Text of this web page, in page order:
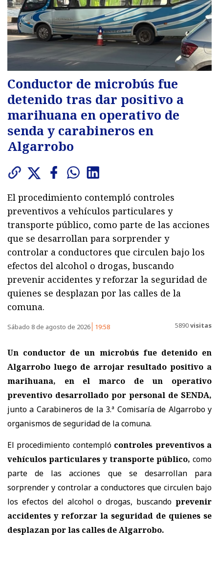
Conductor de microbús fue
detenido tras dar positivo a
marihuana en operativo de
senda y carabineros en
Algarrobo
El procedimiento contempló controles
preventivos a vehículos particulares y
transporte público, como parte de las acciones
que se desarrollan para sorprender y
controlar a conductores que circulen bajo los
efectos del alcohol o drogas, buscando
prevenir accidentes y reforzar la seguridad de
quienes se desplazan por las calles de la
comuna.
Sábado 8 de agosto de 2026 19:58 5890visitas
Un conductor de un microbús fue detenido en
Algarrobo luego de arrojar resultado positivo a
marihuana, en el marco de un operativo
preventivo desarrollado por personal de SENDA,
junto a Carabineros de la 3.ª Comisaría de Algarrobo y
organismos de seguridad de la comuna.
El procedimiento contempló controles preventivos a
vehículos particulares y transporte público, como
parte de las acciones que se desarrollan para
sorprender y controlar a conductores que circulen bajo
los efectos del alcohol o drogas, buscando prevenir
accidentes y reforzar la seguridad de quienes se
desplazan por las calles de Algarrobo.